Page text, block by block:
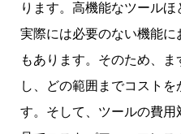
ります。高機能なツールほ
実際には必要のない機能
もあります。そのため、
し、どの範囲までコスト
す。そして、ツールの費